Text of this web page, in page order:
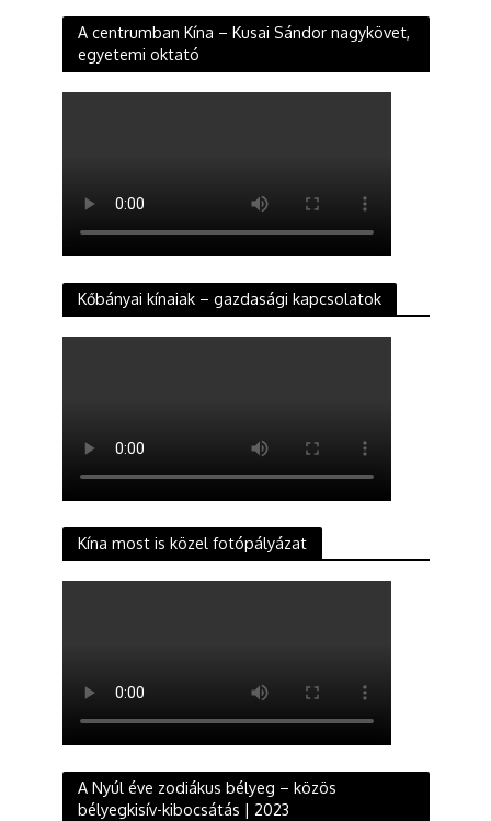
A centrumban Kína – Kusai Sándor nagykövet,
egyetemi oktató
Kőbányai kínaiak – gazdasági kapcsolatok
Kína most is közel fotópályázat
A Nyúl éve zodiákus bélyeg – közös
bélyegkisív-kibocsátás | 2023